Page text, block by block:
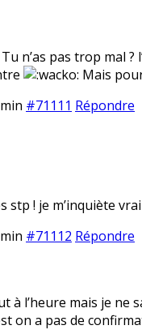
n’as pas trop mal
Mais
#71111 Répondre
stp ! je m’inquiète
#71112 Répondre
à l’heure mais je ne
on a pas de